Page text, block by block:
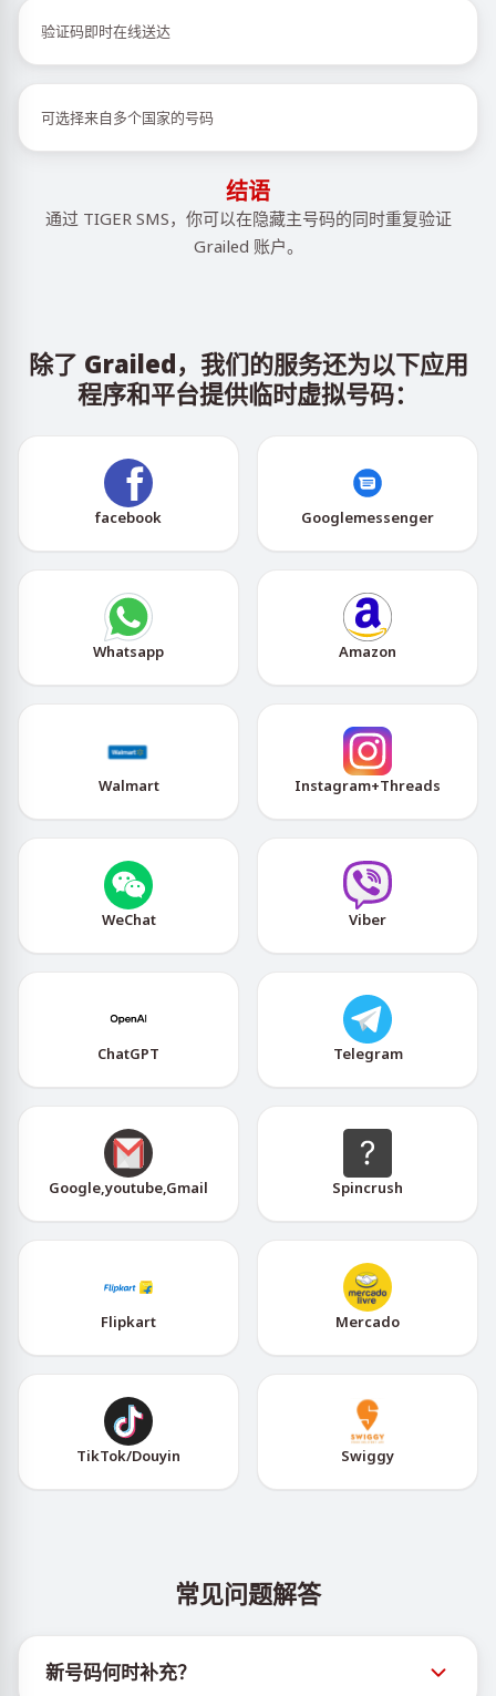
验证码即时在线送达
可选择来自多个国家的号码
结语
通过 TIGER SMS，你可以在隐藏主号码的同时重复验证
Grailed 账户。
除了 Grailed，我们的服务还为以下应用
程序和平台提供临时虚拟号码：
facebook Googlemessenger
Whatsapp Amazon
Walmart Instagram+Threads
WeChat Viber
ChatGPT Telegram
Google,youtube,Gmail Spincrush
Flipkart Mercado
TikTok/Douyin Swiggy
常见问题解答
新号码何时补充？